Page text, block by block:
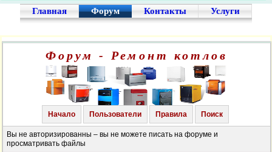
Главная Форум Контакты Услуги
Форум - Ремонт котлов
Начало Пользователи Правила Поиск
Вы не авторизированны – вы не можете писать на форуме и
просматривать файлы